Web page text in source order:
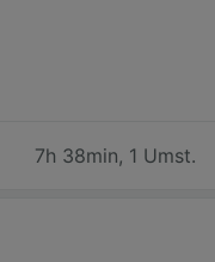
7h 38min, 1 Umst.